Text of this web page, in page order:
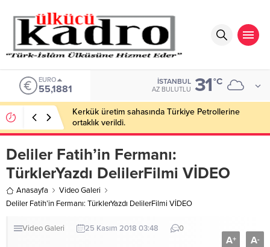
EURO
55,1881
İSTANBUL
AZ BULUTLU 31°C
Kerkük üretim sahasında Türkiye Petrollerine
ortaklık verildi.
Deliler Fatih’in Fermanı:
TürklerYazdı DelilerFilmi VİDEO
Anasayfa
Video Galeri
Deliler Fatih’in Fermanı: TürklerYazdı DelilerFilmi VİDEO
Video Galeri 25 Kasım 2018 03:48 0
A+ A-